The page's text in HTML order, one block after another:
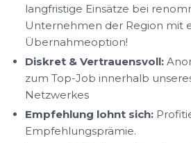
langfristige Einsätze bei
Unternehmen der Region mit
Übernahmeoption!
Diskret & Vertrauensvoll:
zum Top-Job innerhalb
Netzwerkes
Empfehlung lohnt sich:
Empfehlungsprämie.